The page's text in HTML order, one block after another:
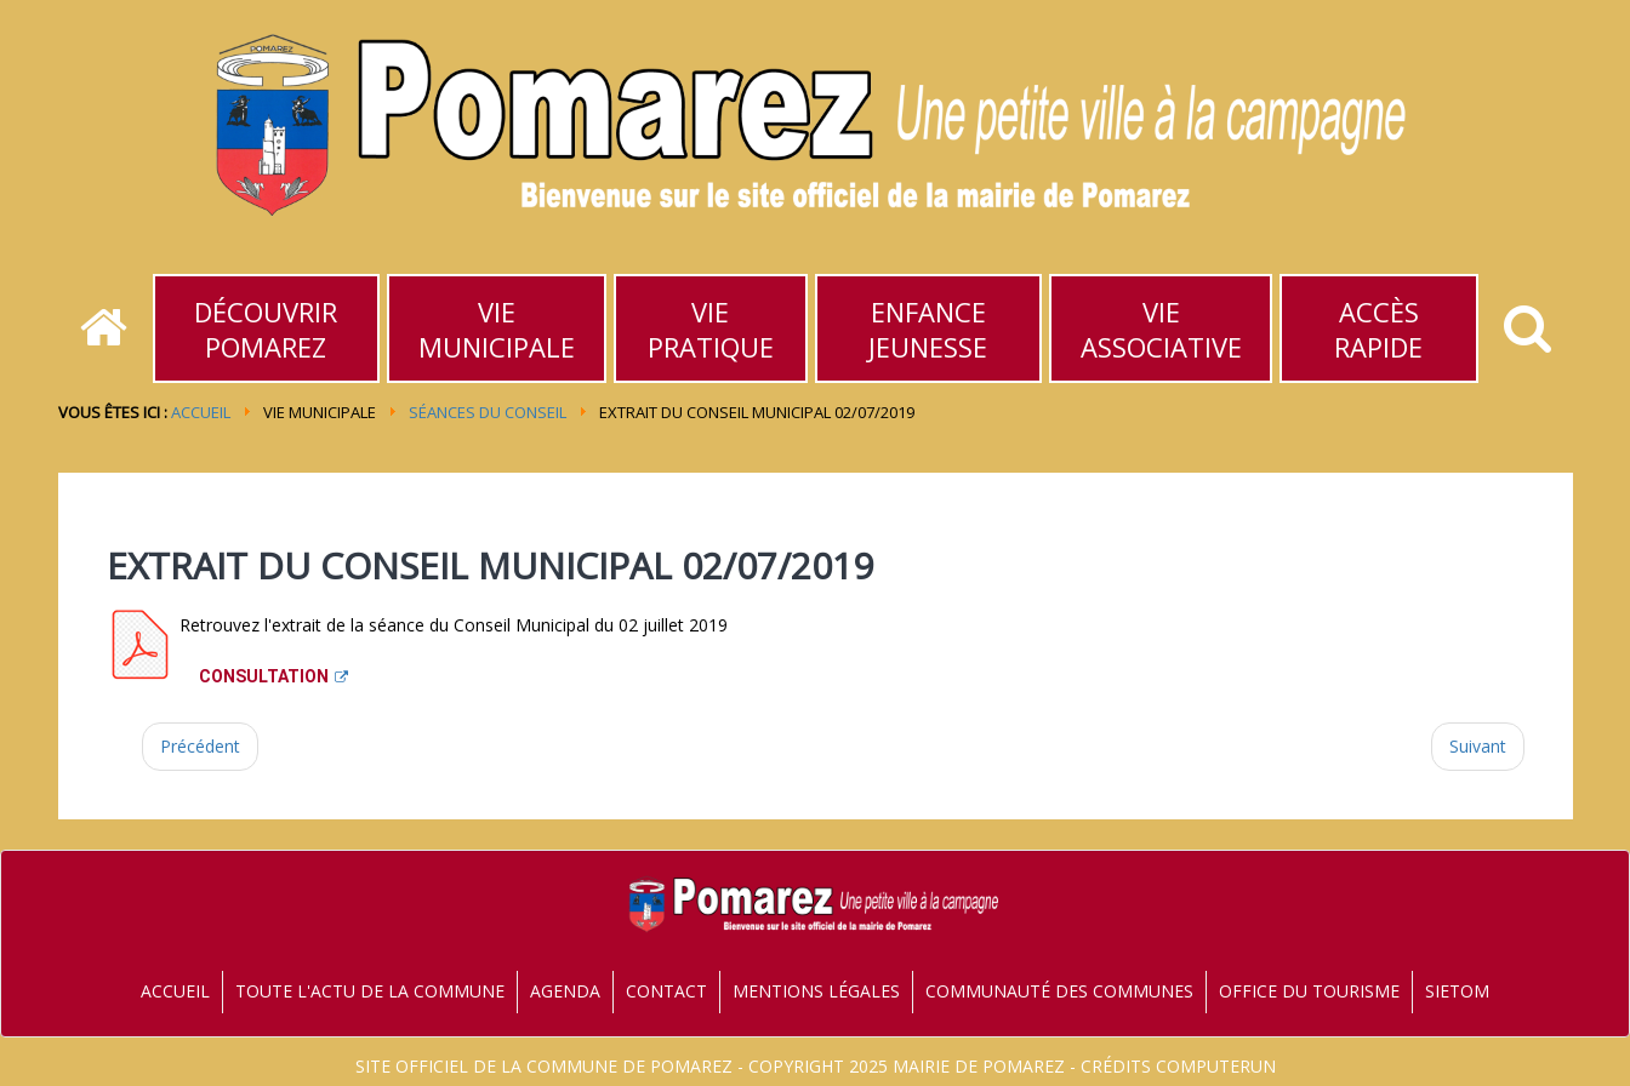
DÉCOUVRIR
POMAREZ
VIE
MUNICIPALE
VIE
PRATIQUE
ENFANCE
JEUNESSE
VIE
ASSOCIATIVE
ACCÈS
RAPIDE
VOUS ÊTES ICI :ACCUEIL VIE MUNICIPALE SÉANCES DU CONSEIL EXTRAIT DU CONSEIL MUNICIPAL 02/07/2019
EXTRAIT DU CONSEIL MUNICIPAL 02/07/2019
Retrouvez l'extrait de la séance du Conseil Municipal du 02 juillet 2019
CONSULTATION
Précédent Suivant
ACCUEIL TOUTE L'ACTU DE LA COMMUNE AGENDA CONTACT MENTIONS LÉGALES COMMUNAUTÉ DES COMMUNES OFFICE DU TOURISME SIETOM
SITE OFFICIEL DE LA COMMUNE DE POMAREZ - COPYRIGHT 2025 MAIRIE DE POMAREZ - CRÉDITS COMPUTERUN